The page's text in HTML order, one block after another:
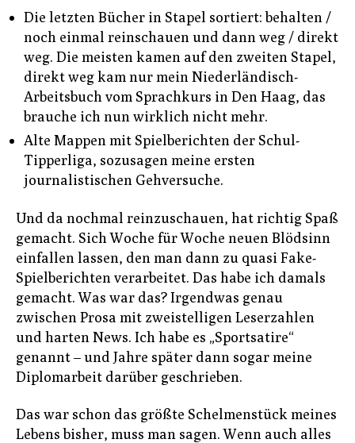
Die letzten Bücher in Stapel sortiert: behalten /
noch einmal reinschauen und dann weg / direkt
weg. Die meisten kamen auf den zweiten Stapel,
direkt weg kam nur mein Niederländisch-
Arbeitsbuch vom Sprachkurs in Den Haag, das
brauche ich nun wirklich nicht mehr.
Alte Mappen mit Spielberichten der Schul-
Tipperliga, sozusagen meine ersten
journalistischen Gehversuche.
Und da nochmal reinzuschauen, hat richtig Spaß
gemacht. Sich Woche für Woche neuen Blödsinn
einfallen lassen, den man dann zu quasi Fake-
Spielberichten verarbeitet. Das habe ich damals
gemacht. Was war das? Irgendwas genau
zwischen Prosa mit zweistelligen Leserzahlen
und harten News. Ich habe es „Sportsatire“
genannt – und Jahre später dann sogar meine
Diplomarbeit darüber geschrieben.
Das war schon das größte Schelmenstück meines
Lebens bisher, muss man sagen. Wenn auch alles